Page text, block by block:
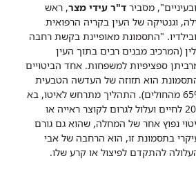
מסביר ד"ר עידי מצר, ראש
וגנטיקה של העין בקריה הרפואית
"התסמונת מאופיינת בקשת רחבה
(המרכיב מבנים רבים בתוך העין
ספציפיות למשפחות. אחד הביטויים
הוא תזוזה של העדשה הטבעית
ממקומה (קורה בקרב 65% מהחולים). התהליך מתרחש לאיטו, בא
לידי ביטוי עד לשנות ה-20 לחיים ועלול לגרום לקוצר ראייה או
נפוץ אחר של המחלה, שהוא גם גורם
בתסמונת זו, הוא הרחבה של אבי
להתקדם לפיצול או קרע שלו.